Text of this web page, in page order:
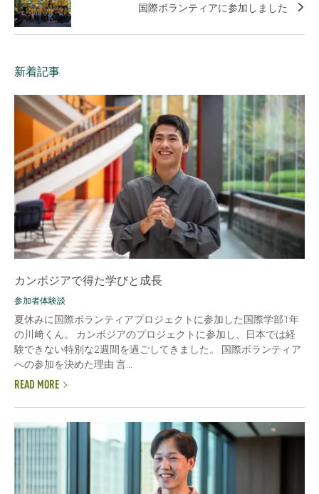
国際ボランティアに参加しました
新着記事
カンボジアで得た学びと成長
参加者体験談
夏休みに国際ボランティアプロジェクトに参加した国際学部1年
の川﨑くん。 カンボジアのプロジェクトに参加し、日本では経
験できない特別な2週間を過ごしてきました。 国際ボランティア
への参加を決めた理由 言...
READ MORE